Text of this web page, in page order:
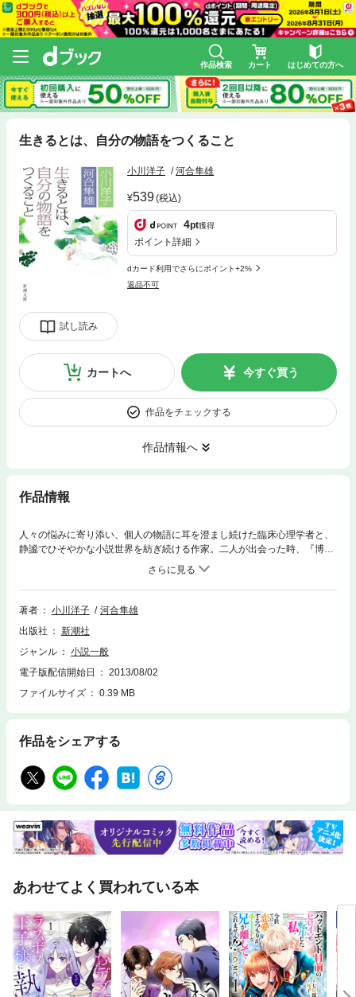
作品検索 カート はじめての方へ
生きるとは、自分の物語をつくること
試し読み
小川洋子 河合隼雄
539(税込)
4pt獲得
ポイント詳細
dカード利用でさらにポイント+2%
返品不可
カートへ 今すぐ買う
作品をチェックする
作品情報へ
作品情報
人々の悩みに寄り添い、個人の物語に耳を澄まし続けた臨床心理学者と、
静謐でひそやかな小説世界を紡ぎ続ける作家。二人が出会った時、『博士
の愛した数式』の主人公たちのように、「魂のルート」が開かれた。子供
の力、ホラ話の効能、箱庭のこと、偶然について、原罪と原悲、個人の物
語の発見……。それぞれの「物語の魂」が温かく響き合う、奇跡のような
河合隼雄の最後の対話。
著者 小川洋子
河合隼雄
出版社
新潮社
ジャンル
小説一般
電子版配信開始日
2013/08/02
ファイルサイズ
0.39 MB
作品をシェアする
あわせてよく買われている本